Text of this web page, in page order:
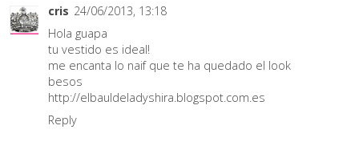
cris 24/06/2013, 13:18
Hola guapa
tu vestido es ideal!
me encanta lo naif que te ha quedado el look
besos
http://elbauldeladyshira.blogspot.com.es
Reply